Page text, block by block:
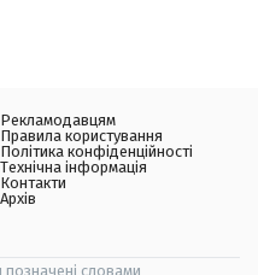
Рекламодавцям
Правила користування
Політика конфіденційності
Технічна інформація
Контакти
Архів
позначені словами